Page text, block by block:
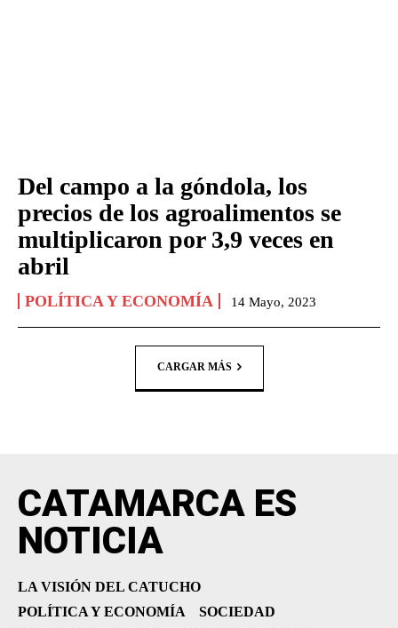
Del campo a la góndola, los
precios de los agroalimentos se
multiplicaron por 3,9 veces en
abril
POLÍTICA Y ECONOMÍA 14 Mayo, 2023
CARGAR MÁS
CATAMARCA ES
NOTICIA
LA VISIÓN DEL CATUCHO
POLÍTICA Y ECONOMÍA
SOCIEDAD